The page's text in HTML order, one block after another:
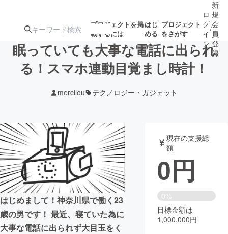
プロジェクトを掲
載するには
はじ
める
プロジェクト
をさがす
ターン
ジェクト
ロジェクト
アート・写真 音楽
テクノロジー・ガジェット ゲーム・サ
映像・映画 書籍・雑誌
ビジネス・起業 チャレンジ
ロ
グ
イ
ン
/
新
規
会
員
登
録
眠っていても大事な電話に出られ
る！スマホ連動目覚まし時計！
mercilou テクノロジー・ガジェット
はじめまして！神奈川県で働く23
歳の男です！ 最近、寝ていた為に
大事な電話に出られず大目玉をく
現在の支援総
額
0円
0%
目標金額は
1,000,000円